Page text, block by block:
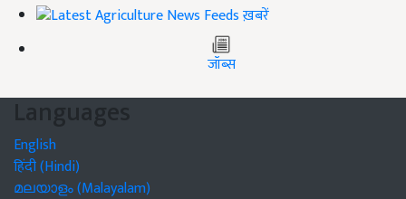
ख़बरें
जॉब्स
Languages
English
हिंदी (Hindi)
മലയാളം (Malayalam)